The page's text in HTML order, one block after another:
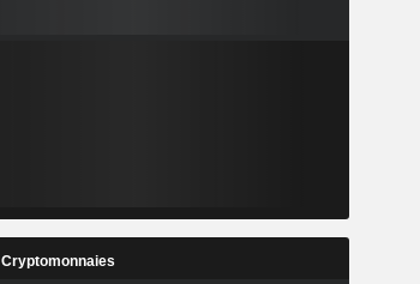
Cryptomonnaies